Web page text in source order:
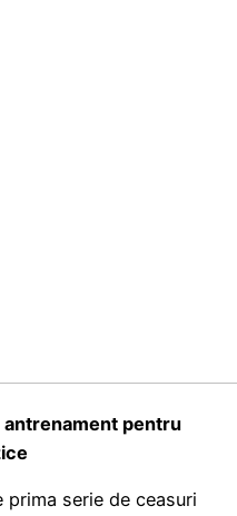
antrenament pentru
prima serie de ceasuri